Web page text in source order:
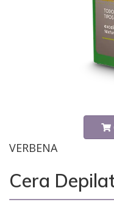
VERBENA
Cera